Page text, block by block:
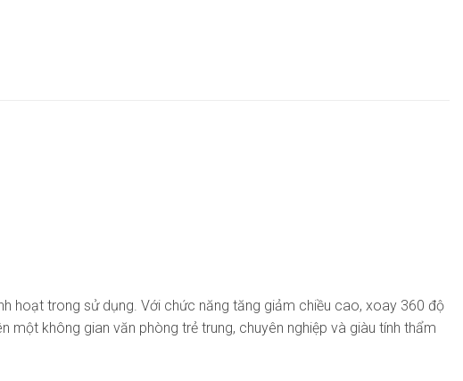
hoạt trong sử dụng. Với chức năng tăng giảm chiều cao, xoay 360 độ
không gian văn phòng trẻ trung, chuyên nghiệp và giàu tính thẩm